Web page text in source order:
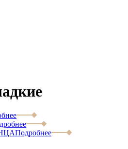
Подробнее